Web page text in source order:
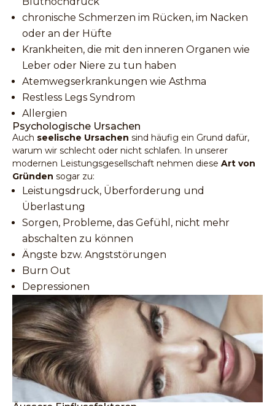
chronische Schmerzen im Rücken, im Nacken
oder an der Hüfte
Krankheiten, die mit den inneren Organen wie
Leber oder Niere zu tun haben
Atemwegserkrankungen wie Asthma
Restless Legs Syndrom
Allergien
Psychologische Ursachen
Auch seelische Ursachen sind häufig ein Grund dafür,
warum wir schlecht oder nicht schlafen. In unserer
modernen Leistungsgesellschaft nehmen diese Art von
Gründen sogar zu:
Leistungsdruck, Überforderung und
Überlastung
Sorgen, Probleme, das Gefühl, nicht mehr
abschalten zu können
Ängste bzw. Angststörungen
Burn Out
Depressionen